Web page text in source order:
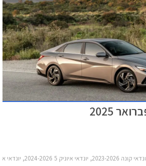
2025
אלנטרה 2024-2026יונדאי סונטה 2024-2026